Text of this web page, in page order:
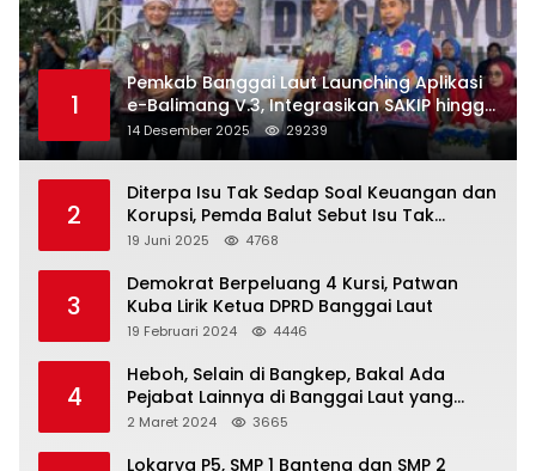
1
Pemkab Banggai Laut Launching Aplikasi
e-Balimang V.3, Integrasikan SAKIP hingga
Satu Data Layanan Publik
14 Desember 2025 29239
2
Diterpa Isu Tak Sedap Soal Keuangan dan
Korupsi, Pemda Balut Sebut Isu Tak
Berdasar
19 Juni 2025 4768
3
Demokrat Berpeluang 4 Kursi, Patwan
Kuba Lirik Ketua DPRD Banggai Laut
19 Februari 2024 4446
4
Heboh, Selain di Bangkep, Bakal Ada
Pejabat Lainnya di Banggai Laut yang
Bakal di Ciduk, Bagini Kata Kapolres!
2 Maret 2024 3665
Lokarya P5, SMP 1 Banteng dan SMP 2